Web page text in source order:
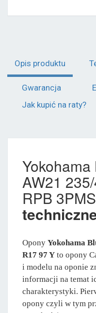
Opis produktu
Gwarancja
Jak kupić na raty?
AW21
RPB
Opony Yokohama
R17 97 Y to opony
i modelu na oponie
informacji na temat
charakterystyki.
opony czyli w tym